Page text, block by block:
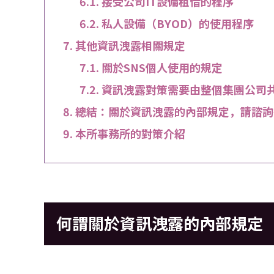
私人設備（BYOD）的使用程序
其他資訊洩露相關規定
關於SNS個人使用的規定
資訊洩露對策需要由整個集團公司
總結：關於資訊洩露的內部規定，請諮
本所事務所的對策介紹
何謂關於資訊洩露的內部規定